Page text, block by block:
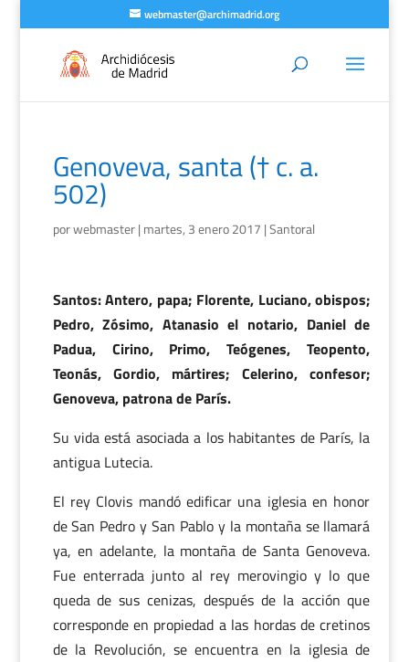
webmaster@archimadrid.org
Genoveva, santa († c. a.
502)
porwebmaster| martes, 3 enero 2017 |Santoral
Santos: Antero, papa; Florente, Luciano, obispos;
Pedro, Zósimo, Atanasio el notario, Daniel de
Padua, Cirino, Primo, Teógenes, Teopento,
Teonás, Gordio, mártires; Celerino, confesor;
Genoveva, patrona de París.
Su vida está asociada a los habitantes de París, la
antigua Lutecia.
El rey Clovis mandó edificar una iglesia en honor
de San Pedro y San Pablo y la montaña se llamará
ya, en adelante, la montaña de Santa Genoveva.
Fue enterrada junto al rey merovingio y lo que
queda de sus cenizas, después de la acción que
corresponde en propiedad a las hordas de cretinos
de la Revolución, se encuentra en la iglesia de